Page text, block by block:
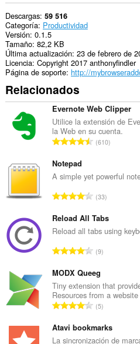
Descargas 59 516
Categoría Productividad
Versión 0.1.5
Tamaño 82,2 KB
Última actualización 23 de febrero de
Licencia Copyright 2017 anthonyfindler
Página de soporte http://
Relacionados
Evernote Web Clipper
Utilice la extensión de
la Web en su cuenta.
N
e
o
o
t
a
d
e
p
u
t
u
610
Notepad
A simple yet powerful
N
m
e
o
o
t
a
d
e
33
Reload All Tabs
Reload all tabs using
N
m
e
r
o
o
9
MODX Queeg
Tiny extension that
Resources from a
N
m
e
5
Atavi bookmarks
La sincronización de